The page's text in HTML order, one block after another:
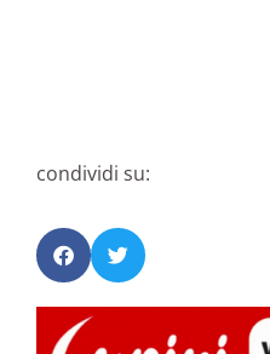
condividi su: